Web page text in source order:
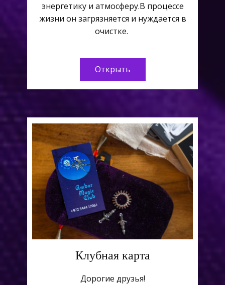
энергетику и атмосферу.В процессе
жизни он загрязняется и нуждается в
очистке.
Открыть
Клубная карта
Дорогие друзья!